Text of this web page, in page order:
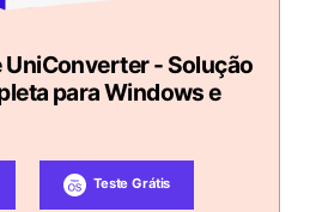
- Solução
para Windows e
Teste Grátis